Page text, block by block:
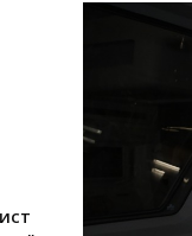
— Мы
чтобы
отметила
развития
ребята